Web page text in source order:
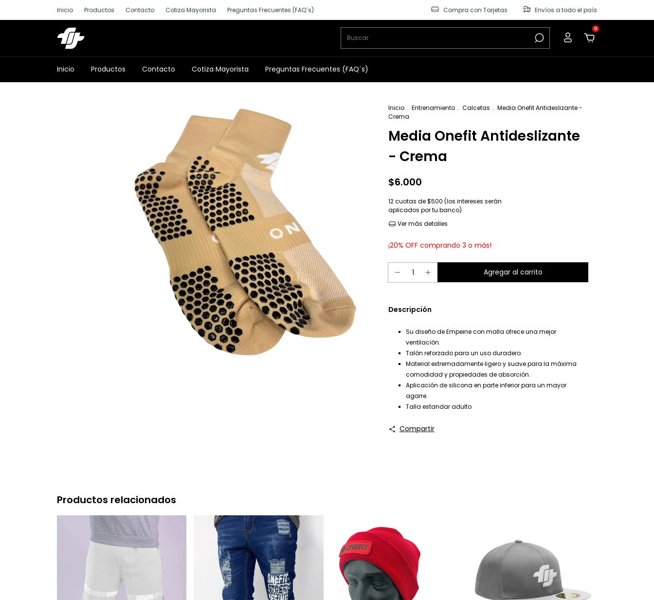
Inicio Productos Contacto Cotiza Mayorista Preguntas Frecuentes (FAQ´s) Compra con Tarjetas Envíos a todo el país
0
Inicio Productos Contacto Cotiza Mayorista Preguntas Frecuentes (FAQ´s)
Inicio . Entrenamiento . Calcetas . Media Onefit Antideslizante -
Crema
Media Onefit Antideslizante
- Crema
$6.000
12cuotas de$500 (los intereses serán
aplicados por tu banco)
Ver más detalles
¡20% OFF comprando 3 o más!
Descripción
Su diseño de Empeine con malla ofrece una mejor
ventilación.
Talón reforzado para un uso duradero.
Material extremadamente ligero y suave para la máxima
comodidad y propiedades de absorción.
Aplicación de silicona en parte inferior para un mayor
agarre.
Talla estandar adulto
Compartir
Productos relacionados